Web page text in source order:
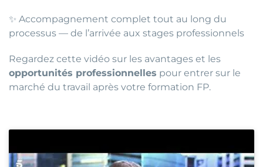
✨ Accompagnement complet tout au long du
processus — de l’arrivée aux stages professionnels
Regardez cette vidéo sur les avantages et les
opportunités professionnelles pour entrer sur le
marché du travail après votre formation FP.